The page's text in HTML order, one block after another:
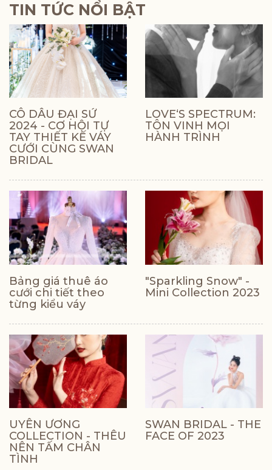
TIN TỨC NỔI BẬT
CÔ DÂU ĐẠI SỨ
2024 - CƠ HỘI TỰ
TAY THIẾT KẾ VÁY
CƯỚI CÙNG SWAN
BRIDAL
LOVE‘S SPECTRUM:
TÔN VINH MỌI
HÀNH TRÌNH
Bảng giá thuê áo
cưới chi tiết theo
từng kiểu váy
"Sparkling Snow" -
Mini Collection 2023
UYÊN ƯƠNG
COLLECTION - THÊU
NÊN TẤM CHÂN
TÌNH
SWAN BRIDAL - THE
FACE OF 2023